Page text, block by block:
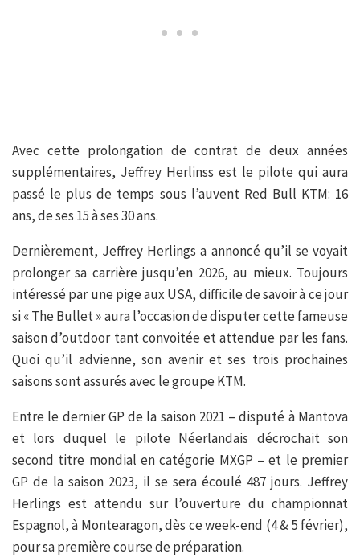
Avec cette prolongation de contrat de deux années
supplémentaires, Jeffrey Herlinss est le pilote qui aura
passé le plus de temps sous l’auvent Red Bull KTM: 16
ans, de ses 15 à ses 30 ans.
Dernièrement, Jeffrey Herlings a annoncé qu’il se voyait
prolonger sa carrière jusqu’en 2026, au mieux. Toujours
intéressé par une pige aux USA, difficile de savoir à ce jour
si « The Bullet » aura l’occasion de disputer cette fameuse
saison d’outdoor tant convoitée et attendue par les fans.
Quoi qu’il advienne, son avenir et ses trois prochaines
saisons sont assurés avec le groupe KTM.
Entre le dernier GP de la saison 2021 – disputé à Mantova
et lors duquel le pilote Néerlandais décrochait son
second titre mondial en catégorie MXGP – et le premier
GP de la saison 2023, il se sera écoulé 487 jours. Jeffrey
Herlings est attendu sur l’ouverture du championnat
Espagnol, à Montearagon, dès ce week-end (4 & 5 février),
pour sa première course de préparation.